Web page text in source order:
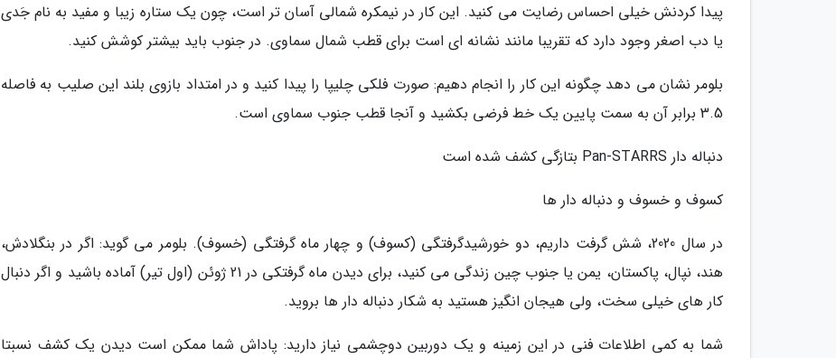
پیدا کردنش خیلی احساس رضایت می کنید. این کار در نیمکره شمالی آسان تر است، چون یک ستاره زیبا و مفید به نام جَدی
یا دب اصغر وجود دارد که تقریبا مانند نشانه ای است برای قطب شمال سماوی. در جنوب باید بیشتر کوشش کنید.
بلومر نشان می دهد چگونه این کار را انجام دهیم: صورت فلکی چلیپا را پیدا کنید و در امتداد بازوی بلند این صلیب به فاصله
3.5 برابر آن به سمت پایین یک خط فرضی بکشید و آنجا قطب جنوب سماوی است.
دنباله دار Pan-STARRS بتازگی کشف شده است
کسوف و خسوف و دنباله دار ها
در سال 2020، شش گرفت داریم، دو خورشیدگرفتگی (کسوف) و چهار ماه گرفتگی (خسوف). بلومر می گوید: اگر در بنگلادش،
هند، نپال، پاکستان، یمن یا جنوب چین زندگی می کنید، برای دیدن ماه گرفتکی در 21 ژوئن (اول تیر) آماده باشید و اگر دنبال
کار های خیلی سخت، ولی هیجان انگیز هستید به شکار دنباله دار ها بروید.
شما به کمی اطلاعات فنی در این زمینه و یک دوربین دوچشمی نیاز دارید: پاداش شما ممکن است دیدن یک کشف نسبتا